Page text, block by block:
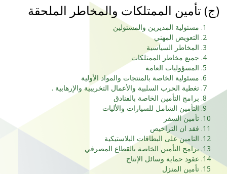
(ج) تأمين الممتلكات والمخاطر الملحقة
مسئولية المديرين والمسئولين
التعويض المهني
المخاطر السياسية
جميع مخاطر الممتلكات
المسؤوليات العامة
مسئولية الخاصة بالمنتجات والمواد الأولية
تغطية الحرب السلبية والأعمال التخريبية والإرهابية .
برامج التأمين الخاصة بالفنادق
التأمين الشامل للسيارات والأليات
تأمين السفر
فقد ان التراخيص
التامين على البطاقات البلاستيكية
برامج التأمين الخاصة بالقطاع المصرفي
عقود حماية وسائل الإنتاج
تأمين المنزل